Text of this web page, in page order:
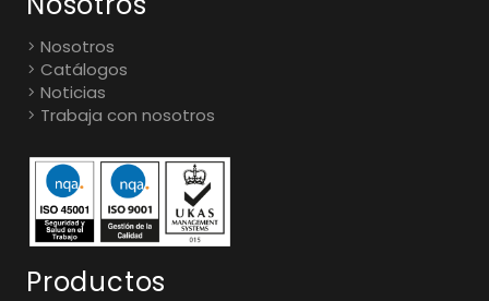
Nosotros
Catálogos
Noticias
Trabaja con nosotros
Productos